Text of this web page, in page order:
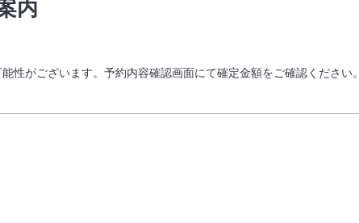
内
性がございます。予約内容確認画面にて確定金額をご確認ください。